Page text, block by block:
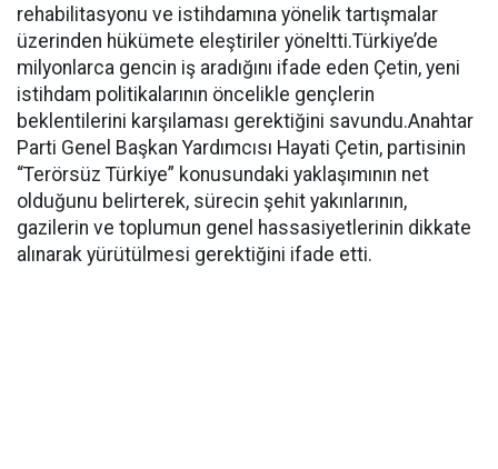
rehabilitasyonu ve istihdamına yönelik tartışmalar
üzerinden hükümete eleştiriler yöneltti.Türkiye’de
milyonlarca gencin iş aradığını ifade eden Çetin, yeni
istihdam politikalarının öncelikle gençlerin
beklentilerini karşılaması gerektiğini savundu.Anahtar
Parti Genel Başkan Yardımcısı Hayati Çetin, partisinin
“Terörsüz Türkiye” konusundaki yaklaşımının net
olduğunu belirterek, sürecin şehit yakınlarının,
gazilerin ve toplumun genel hassasiyetlerinin dikkate
alınarak yürütülmesi gerektiğini ifade etti.